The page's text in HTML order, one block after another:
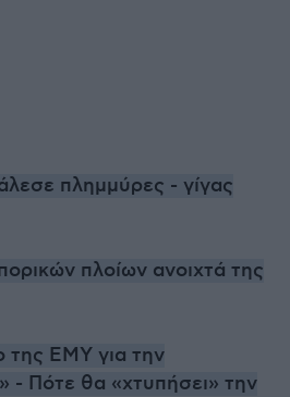
πλημμύρες - γίγας
πλοίων ανοιχτά της
της ΕΜΥ για την
- Πότε θα «χτυπήσει» την